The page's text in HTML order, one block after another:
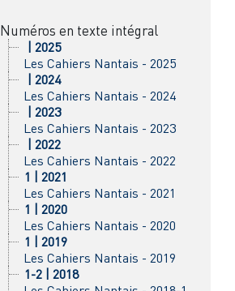
Numéros en texte intégral
| 2025
Les Cahiers Nantais - 2025
| 2024
Les Cahiers Nantais - 2024
| 2023
Les Cahiers Nantais - 2023
| 2022
Les Cahiers Nantais - 2022
1 | 2021
Les Cahiers Nantais - 2021
1 | 2020
Les Cahiers Nantais - 2020
1 | 2019
Les Cahiers Nantais - 2019
1-2 | 2018